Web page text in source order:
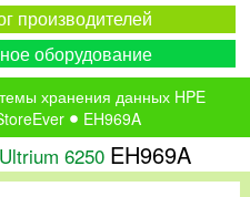
производителей
оборудование
хранения данных HPE
EH969A
6250 EH969A